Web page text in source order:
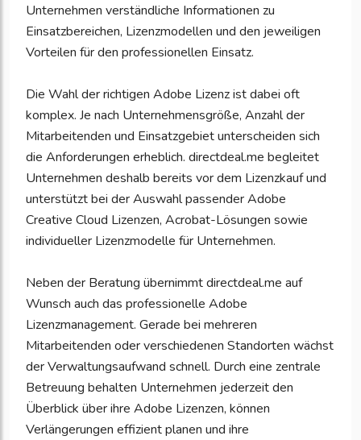
Unternehmen verständliche Informationen zu
Einsatzbereichen, Lizenzmodellen und den jeweiligen
Vorteilen für den professionellen Einsatz.
Die Wahl der richtigen Adobe Lizenz ist dabei oft
komplex. Je nach Unternehmensgröße, Anzahl der
Mitarbeitenden und Einsatzgebiet unterscheiden sich
die Anforderungen erheblich. directdeal.me begleitet
Unternehmen deshalb bereits vor dem Lizenzkauf und
unterstützt bei der Auswahl passender Adobe
Creative Cloud Lizenzen, Acrobat-Lösungen sowie
individueller Lizenzmodelle für Unternehmen.
Neben der Beratung übernimmt directdeal.me auf
Wunsch auch das professionelle Adobe
Lizenzmanagement. Gerade bei mehreren
Mitarbeitenden oder verschiedenen Standorten wächst
der Verwaltungsaufwand schnell. Durch eine zentrale
Betreuung behalten Unternehmen jederzeit den
Überblick über ihre Adobe Lizenzen, können
Verlängerungen effizient planen und ihre